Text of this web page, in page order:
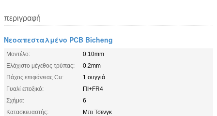
περιγραφή
Νεοαπεσταλμένο PCB Bicheng
Μοντέλο:
0.10mm
Ελάχιστο μέγεθος τρύπας:
0.2mm
Πάχος επιφάνειας Cu:
1 ουγγιά
Γυαλί εποξικό:
ΠΙ+FR4
Σχήμα:
6
Κατασκευαστής:
Μπι Τσενγκ